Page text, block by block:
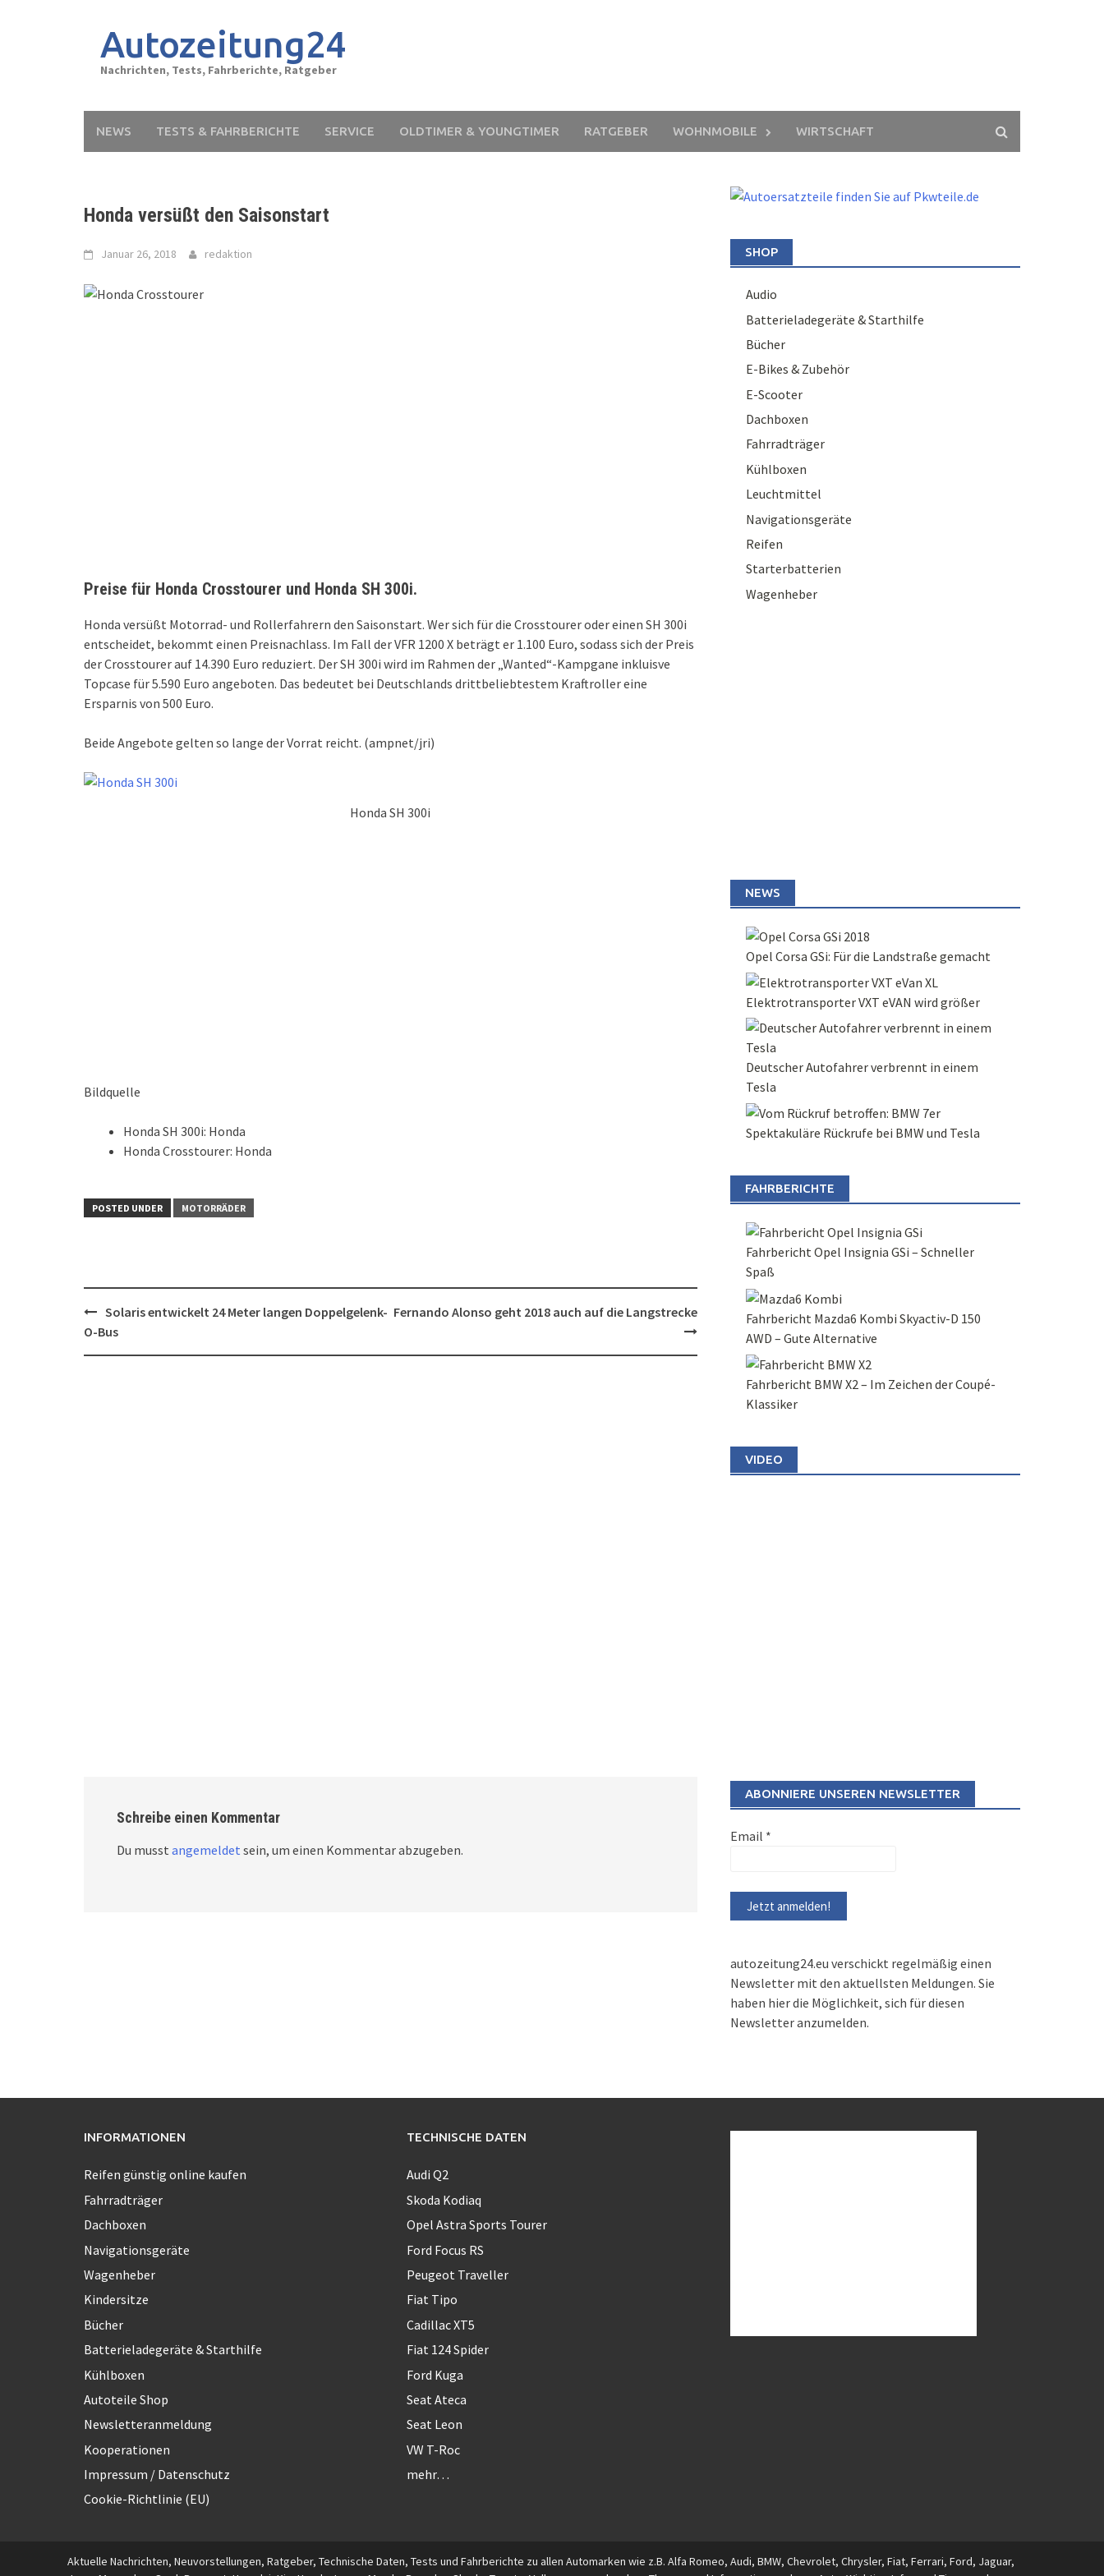
Autozeitung24
Nachrichten, Tests, Fahrberichte, Ratgeber
NEWS TESTS & FAHRBERICHTE SERVICE OLDTIMER & YOUNGTIMER RATGEBER WOHNMOBILE WIRTSCHAFT
Honda versüßt den Saisonstart
Januar 26, 2018 redaktion
Preise für Honda Crosstourer und Honda SH 300i.
Honda versüßt Motorrad- und Rollerfahrern den Saisonstart. Wer sich für die Crosstourer oder einen SH 300i
entscheidet, bekommt einen Preisnachlass. Im Fall der VFR 1200 X beträgt er 1.100 Euro, sodass sich der Preis
der Crosstourer auf 14.390 Euro reduziert. Der SH 300i wird im Rahmen der „Wanted“-Kampgane inkluisve
Topcase für 5.590 Euro angeboten. Das bedeutet bei Deutschlands drittbeliebtestem Kraftroller eine
Ersparnis von 500 Euro.
Beide Angebote gelten so lange der Vorrat reicht. (ampnet/jri)
Honda SH 300i
Bildquelle
Honda SH 300i: Honda
Honda Crosstourer: Honda
POSTED UNDER MOTORRÄDER
Post
navigation
Solaris entwickelt 24 Meter langen Doppelgelenk-
O-Bus
Fernando Alonso geht 2018 auch auf die Langstrecke
Schreibe einen Kommentar
Du musst angemeldet sein, um einen Kommentar abzugeben.
SHOP
Audio
Batterieladegeräte & Starthilfe
Bücher
E-Bikes & Zubehör
E-Scooter
Dachboxen
Fahrradträger
Kühlboxen
Leuchtmittel
Navigationsgeräte
Reifen
Starterbatterien
Wagenheber
NEWS
Opel Corsa GSi: Für die Landstraße gemacht
Elektrotransporter VXT eVAN wird größer
Deutscher Autofahrer verbrennt in einem
Tesla
Spektakuläre Rückrufe bei BMW und Tesla
FAHRBERICHTE
Fahrbericht Opel Insignia GSi – Schneller
Spaß
Fahrbericht Mazda6 Kombi Skyactiv-D 150
AWD – Gute Alternative
Fahrbericht BMW X2 – Im Zeichen der Coupé-
Klassiker
VIDEO
ABONNIERE UNSEREN NEWSLETTER
Email *
autozeitung24.eu verschickt regelmäßig einen
Newsletter mit den aktuellsten Meldungen. Sie
haben hier die Möglichkeit, sich für diesen
Newsletter anzumelden.
INFORMATIONEN
Reifen günstig online kaufen
Fahrradträger
Dachboxen
Navigationsgeräte
Wagenheber
Kindersitze
Bücher
Batterieladegeräte & Starthilfe
Kühlboxen
Autoteile Shop
Newsletteranmeldung
Kooperationen
Impressum / Datenschutz
Cookie-Richtlinie (EU)
TECHNISCHE DATEN
Audi Q2
Skoda Kodiaq
Opel Astra Sports Tourer
Ford Focus RS
Peugeot Traveller
Fiat Tipo
Cadillac XT5
Fiat 124 Spider
Ford Kuga
Seat Ateca
Seat Leon
VW T-Roc
mehr…
Aktuelle Nachrichten, Neuvorstellungen, Ratgeber, Technische Daten, Tests und Fahrberichte zu allen Automarken wie z.B. Alfa Romeo, Audi, BMW, Chevrolet, Chrysler, Fiat, Ferrari, Ford, Jaguar,